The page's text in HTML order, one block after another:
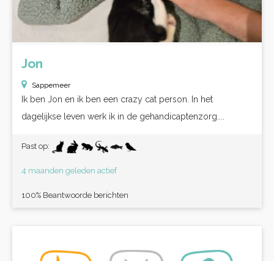
Jon
Sappemeer
Ik ben Jon en ik ben een crazy cat person. In het
dagelijkse leven werk ik in de gehandicaptenzorg....
Past op:
4 maanden geleden actief
100% Beantwoorde berichten